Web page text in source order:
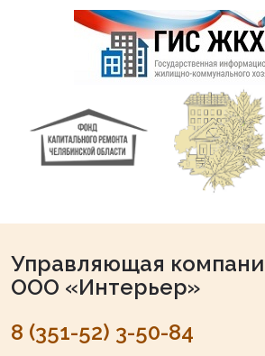
Управляющая
ООО «Интерьер»
8 (351-52) 3-50-84